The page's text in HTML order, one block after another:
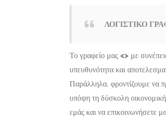
ΛΟΓΙΣΤΙΚΟ
Το γραφείο μας <> με
υπευθυνότητα και
Παράλληλα, φροντίζουμε να
υπόψη τη δύσκολη
εμάς και να επικοινωνήσετε
Διεκπεραιώσεων,
Επιχειρηματικές